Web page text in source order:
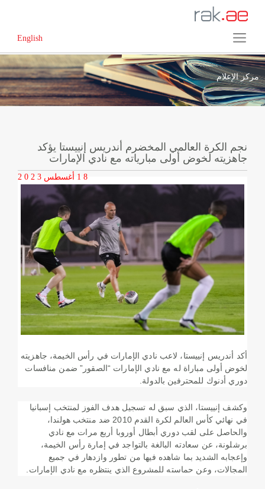
English
مركز الإعلام
نجم الكرة العالمي المخضرم أندريس إنييستا يؤكد
جاهزيته لخوض أولى مبارياته مع نادي الإمارات
2 0 2 3 1 8
أكد أندريس إنييستا، لاعب نادي الإمارات في رأس الخيمة، جاهزيته
لخوض أولى مباراة له مع نادي الإمارات “الصقور” ضمن منافسات
دوري أدنوك للمحترفين بالدولة
وكشف إنييستا، الذي سبق له تسجيل هدف الفوز لمنتخب إسبانيا
في نهائي كأس العالم لكرة القدم 2010 ضد منتخب هولندا،
والحاصل على لقب دوري أبطال أوروبا أربع مرات مع نادي
برشلونة، عن سعادته البالغة بالتواجد في إمارة رأس الخيمة،
وإعجابه الشديد بما شاهده فيها من تطور وازدهار في جميع
المجالات، وعن حماسته للمشروع الذي ينتظره مع نادي الإمارات